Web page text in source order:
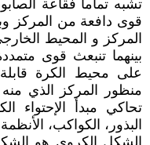
تشبه تماماً فقاعة
قوی دافعة من المركز
المركز و المحيط
بينهما تنبعث قوى
على محيط الكرة
منظور المركز الذي
تحاكي مبدأ الإحتواء
البذور، الكواكب،